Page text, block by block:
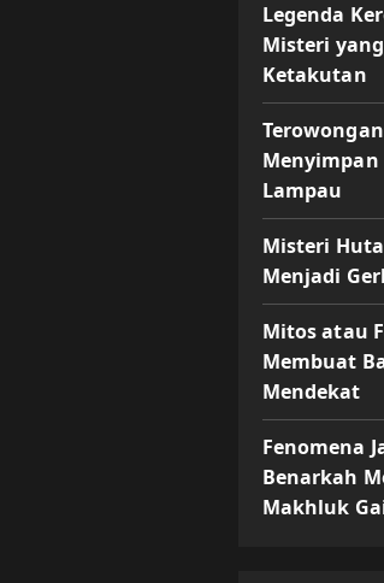
Legenda
Misteri
Ketakutan
Menyimpan
Lampau
Misteri
Menjadi
Mitos atau
Membuat
Mendekat
Fenomena
Benarkah
Makhluk